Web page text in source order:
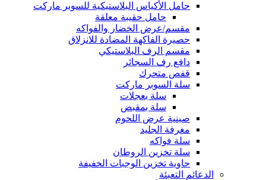
حامل الأكياس البلاستيكية للسوبر ماركت
حامل حقيبة معلقة
مقسم/عرض الخضار والفواكه
حصيرة الفاكهة المضادة للانزلاق
مقسم الرف البلاستيكي
دافع رف السجائر
قفص متحرك
سلة السوبر ماركت
سلة بعجلات
سلة بمقبض
صينية عرض اللحوم
مغرفة الجليد
سلة فواكه
سلة تخزين الروطان
حاوية تخزين الوجبات الخفيفة
الدعائم التعبئة